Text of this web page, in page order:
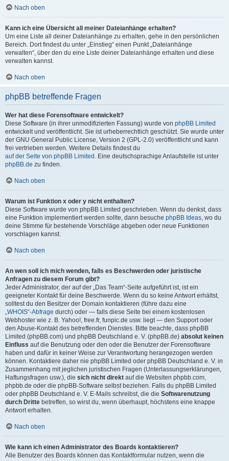
Nach oben
Kann ich eine Übersicht all meiner Dateianhänge erhalten?
Um eine Liste all deiner Dateianhänge zu erhalten, gehe in den persönlichen
Bereich. Dort findest du unter „Einstieg“ einen Punkt „Dateianhänge
verwalten“, über den du eine Liste deiner Dateianhänge erhalten und diese
verwalten kannst.
Nach oben
phpBB betreffende Fragen
Wer hat diese Forensoftware entwickelt?
Diese Software (in ihrer unmodifizierten Fassung) wurde von phpBB Limited
entwickelt und veröffentlicht. Sie ist urheberrechtlich geschützt. Sie wurde unter
der GNU General Public License, Version 2 (GPL-2.0) veröffentlicht und kann
frei vertrieben werden. Weitere Details findest du
auf der Seite von phpBB Limited . Eine deutschsprachige Anlaufstelle ist unter
phpBB.de zu finden.
Nach oben
Warum ist Funktion x oder y nicht enthalten?
Diese Software wurde von phpBB Limited geschrieben. Wenn du denkst, dass
eine Funktion implementiert werden sollte, dann besuche phpBB Ideas, wo du
deine Stimme für bestehende Vorschläge abgeben oder neue Funktionen
vorschlagen kannst.
Nach oben
An wen soll ich mich wenden, falls es Beschwerden oder juristische
Anfragen zu diesem Forum gibt?
Jeder Administrator, der auf der „Das Team“-Seite aufgeführt ist, ist ein
geeigneter Kontakt für deine Beschwerde. Wenn du so keine Antwort erhältst,
solltest du den Besitzer der Domain kontaktieren (führe dazu eine
„WHOIS“-Abfrage durch) oder — falls diese Seite bei einem kostenlosen
Webhoster wie z. B. Yahoo!, free.fr, funpic.de usw. liegt — den Support oder
den Abuse-Kontakt des betreffenden Dienstes. Bitte beachte, dass phpBB
Limited (phpBB.com) und phpBB Deutschland e. V. (phpBB.de) absolut keinen
Einfluss auf die Benutzung oder den oder die Benutzer der Forensoftware
haben und dafür in keiner Weise zur Verantwortung herangezogen werden
können. Kontaktiere daher nie phpBB Limited oder phpBB Deutschland e. V. in
Zusammenhang mit jeglichen juristischen Fragen (Unterlassungserklärungen,
Haftungsfragen usw.), die sich nicht direkt auf die Websiten phpbb.com,
phpbb.de oder die phpBB-Software selbst beziehen. Falls du phpBB Limited
oder phpBB Deutschland e. V. E-Mails schreibst, die die Softwarenutzung
durch Dritte betreffen, so wirst du, wenn überhaupt, höchstens eine knappe
Antwort erhalten.
Nach oben
Wie kann ich einen Administrator des Boards kontaktieren?
Alle Benutzer des Boards können das Kontaktformular nutzen, wenn die